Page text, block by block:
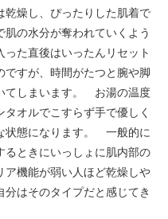
燥し、ぴったりした肌着で
の水分が奪われていくよう
た直後はいったんリセット
ですが、時間がたつと腕や脚
てしまいます。 お湯の温度
オルでこすらず手で優しく
状態になります。 一般的に
るときにいっしょに肌内部の
ア機能が弱い人ほど乾燥しや
はそのタイプだと感じてき